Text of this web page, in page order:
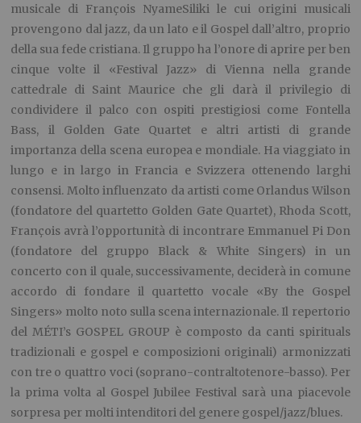
musicale di François NyameSiliki le cui origini musicali
provengono dal jazz, da un lato e il Gospel dall’altro, proprio
della sua fede cristiana. Il gruppo ha l’onore di aprire per ben
cinque volte il «Festival Jazz» di Vienna nella grande
cattedrale di Saint Maurice che gli darà il privilegio di
condividere il palco con ospiti prestigiosi come Fontella
Bass, il Golden Gate Quartet e altri artisti di grande
importanza della scena europea e mondiale. Ha viaggiato in
lungo e in largo in Francia e Svizzera ottenendo larghi
consensi. Molto influenzato da artisti come Orlandus Wilson
(fondatore del quartetto Golden Gate Quartet), Rhoda Scott,
François avrà l’opportunità di incontrare Emmanuel Pi Don
(fondatore del gruppo Black & White Singers) in un
concerto con il quale, successivamente, deciderà in comune
accordo di fondare il quartetto vocale «By the Gospel
Singers» molto noto sulla scena internazionale. Il repertorio
del MÉTI’s GOSPEL GROUP è composto da canti spirituals
tradizionali e gospel e composizioni originali) armonizzati
con tre o quattro voci (soprano-contraltotenore-basso). Per
la prima volta al Gospel Jubilee Festival sarà una piacevole
sorpresa per molti intenditori del genere gospel/jazz/blues.